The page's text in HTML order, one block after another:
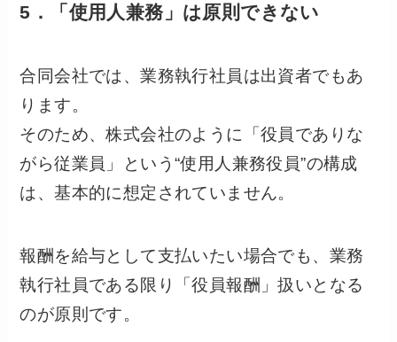
5．「使用人兼務」は原則できない
合同会社では、業務執行社員は出資者でもあ
ります。
そのため、株式会社のように「役員でありな
がら従業員」という“使用人兼務役員”の構成
は、基本的に想定されていません。
報酬を給与として支払いたい場合でも、業務
執行社員である限り「役員報酬」扱いとなる
のが原則です。